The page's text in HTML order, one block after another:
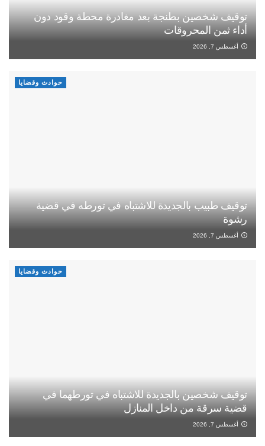
توقيف شخصين بطنجة بعد مغادرة محطة وقود دون
أداء ثمن المحروقات
أغسطس 7, 2026
حوادث وقضايا
توقيف طبيب بالجديدة للاشتباه في تورطه في قضية
رشوة
أغسطس 7, 2026
حوادث وقضايا
توقيف شخصين بالجديدة للاشتباه في تورطهما في
قضية سرقة من داخل المنازل
أغسطس 7, 2026